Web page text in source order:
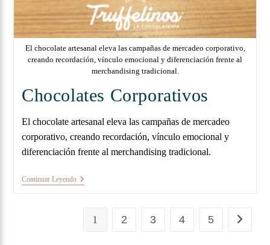
El chocolate artesanal eleva las campañas de mercadeo corporativo,
creando recordación, vínculo emocional y diferenciación frente al
merchandising tradicional.
Chocolates Corporativos
El chocolate artesanal eleva las campañas de mercadeo
corporativo, creando recordación, vínculo emocional y
diferenciación frente al merchandising tradicional.
Continuar Leyendo
1 2 3 4 5